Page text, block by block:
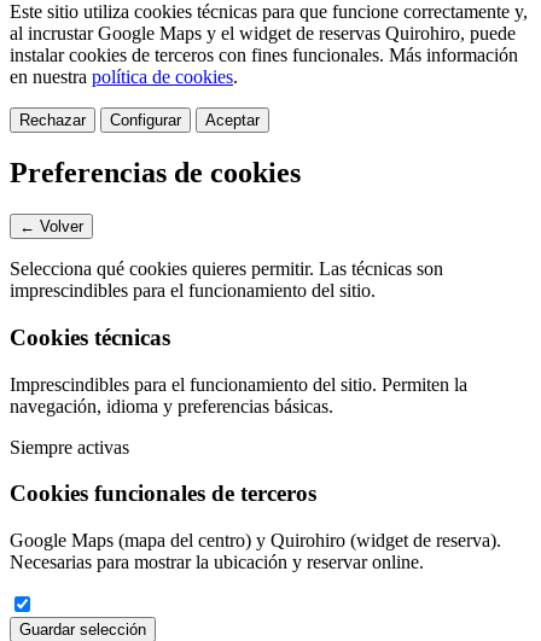
Este sitio utiliza cookies técnicas para que funcione correctamente y,
al incrustar Google Maps y el widget de reservas Quirohiro, puede
instalar cookies de terceros con fines funcionales. Más información
en nuestra política de cookies.
Rechazar Configurar Aceptar
Preferencias de cookies
← Volver
Selecciona qué cookies quieres permitir. Las técnicas son
imprescindibles para el funcionamiento del sitio.
Cookies técnicas
Imprescindibles para el funcionamiento del sitio. Permiten la
navegación, idioma y preferencias básicas.
Siempre activas
Cookies funcionales de terceros
Google Maps (mapa del centro) y Quirohiro (widget de reserva).
Necesarias para mostrar la ubicación y reservar online.
Guardar selección